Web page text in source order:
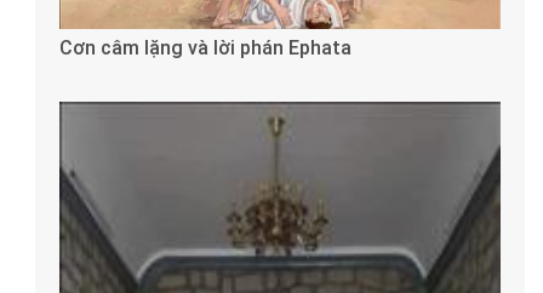
Cơn câm lặng và lời phán Ephata